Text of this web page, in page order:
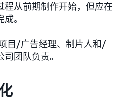
程从前期制作开始，但应在
。
目/广告经理、制片人和/
团队负责。